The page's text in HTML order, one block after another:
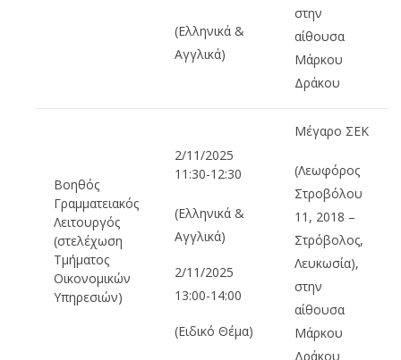
(Ελληνικά &
Αγγλικά)
στην
αίθουσα
Μάρκου
Δράκου
Βοηθός
Γραμματειακός
Λειτουργός
(στελέχωση
Τμήματος
Οικονομικών
Υπηρεσιών)
2/11/2025
11:30-12:30
(Ελληνικά &
Αγγλικά)
2/11/2025
13:00-14:00
(Ειδικό Θέμα)
Μέγαρο ΣΕΚ
(Λεωφόρος
Στροβόλου
11, 2018 –
Στρόβολος,
Λευκωσία),
στην
αίθουσα
Μάρκου
Δράκου